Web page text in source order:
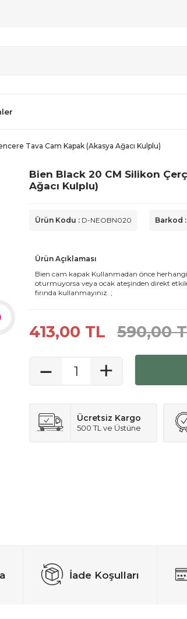
Tava Cam Kapak (Akasya Ağacı Kulplu)
Bien Black 20 CM Silikon
Ağacı Kulplu)
Ürün Kodu : D-NEOBN020 Barkod
Ürün Açıklaması
Bien cam kapak Kullanmadan önce
oturmuyorsa veya ocak ateşinden direkt
fırında kullanmayınız. ;
590,00
413,00 TL
Ücretsiz Kargo
500 TL ve Üstüne
İade Koşulları